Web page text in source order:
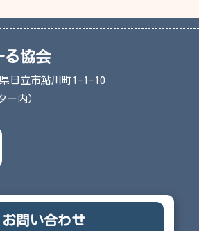
る協会
日立市鮎川町1-1-10
ー内）
お問い合わせ